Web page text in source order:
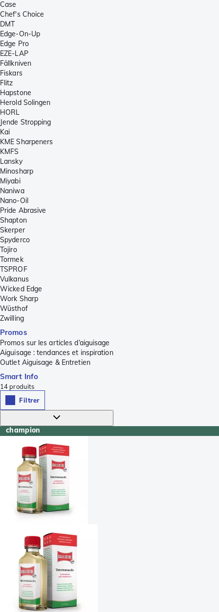
Case
Chef's Choice
DMT
Edge-On-Up
Edge Pro
EZE-LAP
Fällkniven
Fiskars
Flitz
Hapstone
Herold Solingen
HORL
Jende Stropping
Kai
KME Sharpeners
KMFS
Lansky
Minosharp
Miyabi
Naniwa
Nano-Oil
Pride Abrasive
Shapton
Skerper
Spyderco
Tojiro
Tormek
TSPROF
Vulkanus
Wicked Edge
Work Sharp
Wüsthof
Zwilling
Promos
Promos sur les articles d’aiguisage
Aiguisage : tendances et inspiration
Outlet Aiguisage & Entretien
Smart Info
14 produits
Filtrer
champion